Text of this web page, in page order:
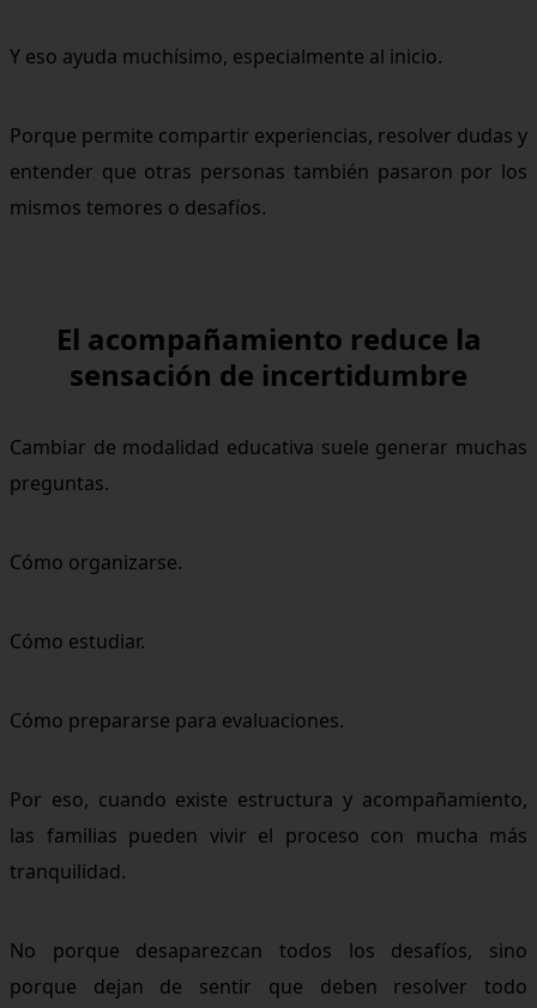
Y eso ayuda muchísimo, especialmente al inicio.
Porque permite compartir experiencias, resolver dudas y
entender que otras personas también pasaron por los
mismos temores o desafíos.
El acompañamiento reduce la
sensación de incertidumbre
Cambiar de modalidad educativa suele generar muchas
preguntas.
Cómo organizarse.
Cómo estudiar.
Cómo prepararse para evaluaciones.
Por eso, cuando existe estructura y acompañamiento,
las familias pueden vivir el proceso con mucha más
tranquilidad.
No porque desaparezcan todos los desafíos, sino
porque dejan de sentir que deben resolver todo